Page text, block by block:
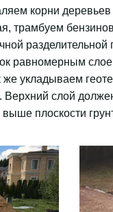
корни
трамбуем
равномерным
укладываем
слой
плоскости